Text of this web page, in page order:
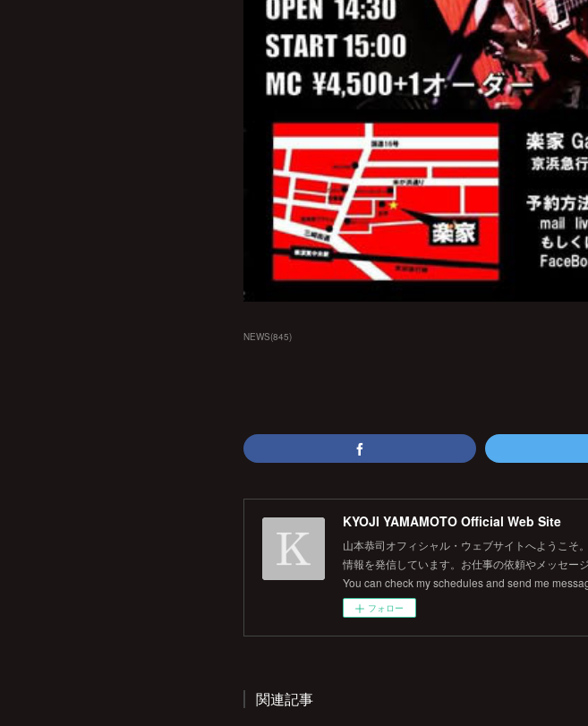
NEWS(845)
KYOJI YAMAMOTO Official Web Site
山本恭司オフィシャル・ウェブサイトへようこそ
情報を発信しています。お仕事の依頼やメッセ
You can check my schedules and send me
フォロー
関連記事